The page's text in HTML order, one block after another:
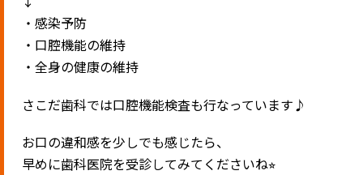
・感染予防
・口腔機能の維持
・全身の健康の維持
さこだ歯科では口腔機能検査も行なっています♪
お口の違和感を少しでも感じたら、
早めに歯科医院を受診してみてくださいね⭐︎